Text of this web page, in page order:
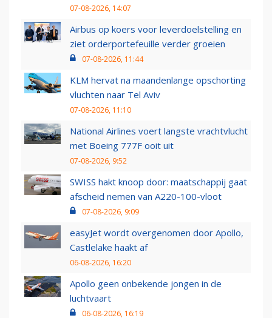
07-08-2026, 14:07
Airbus op koers voor leverdoelstelling en
ziet orderportefeuille verder groeien
07-08-2026, 11:44
KLM hervat na maandenlange opschorting
vluchten naar Tel Aviv
07-08-2026, 11:10
National Airlines voert langste vrachtvlucht
met Boeing 777F ooit uit
07-08-2026, 9:52
SWISS hakt knoop door: maatschappij gaat
afscheid nemen van A220-100-vloot
07-08-2026, 9:09
easyJet wordt overgenomen door Apollo,
Castlelake haakt af
06-08-2026, 16:20
Apollo geen onbekende jongen in de
luchtvaart
06-08-2026, 16:19